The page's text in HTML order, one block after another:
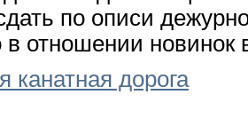
по описи
отношении новинок
канатная дорога